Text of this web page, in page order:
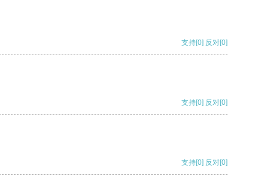
支持[0] 反对[0]
支持[0] 反对[0]
支持[0] 反对[0]